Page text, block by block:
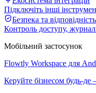
Підключіть інші
Безпека та відповідність
Контроль доступу,
Мобільний застосунок
Flowtly Workspace для
Керуйте бізнесом будь-